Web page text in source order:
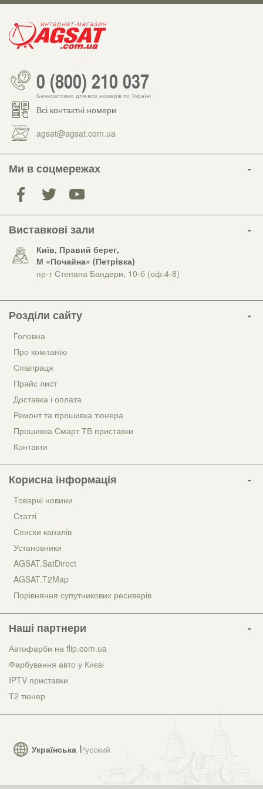
0 (800) 210 037
Безкоштовно для всіх номерів по Україні
Всі контактні номери
agsat@agsat.com.ua
Ми в соцмережах
Виставкові зали
Київ, Правий берег,
М «Почайна» (Петрiвка)
пр-т Степана Бандери, 10-б (оф.4-8)
Українська Русский
Розділи сайту
Головна
Про компанію
Співпраця
Прайс лист
Доставка і оплата
Ремонт та прошивка тюнера
Прошивка Смарт ТВ приставки
Контакти
Корисна інформація
Товарні новини
Статті
Списки каналів
Установники
AGSAT.SatDirect
AGSAT.T2Map
Порівняння супутникових ресиверів
Наші партнери
Автофарби на flip.com.ua
Фарбування авто у Києві
IPTV приставки
Т2 тюнер